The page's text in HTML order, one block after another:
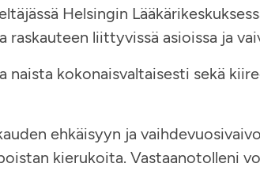
Helsingin
raskauteen liittyvissä asioissa ja
naista kokonaisvaltaisesti sekä
ehkäisyyn ja
kierukoita. Vastaanotolleni